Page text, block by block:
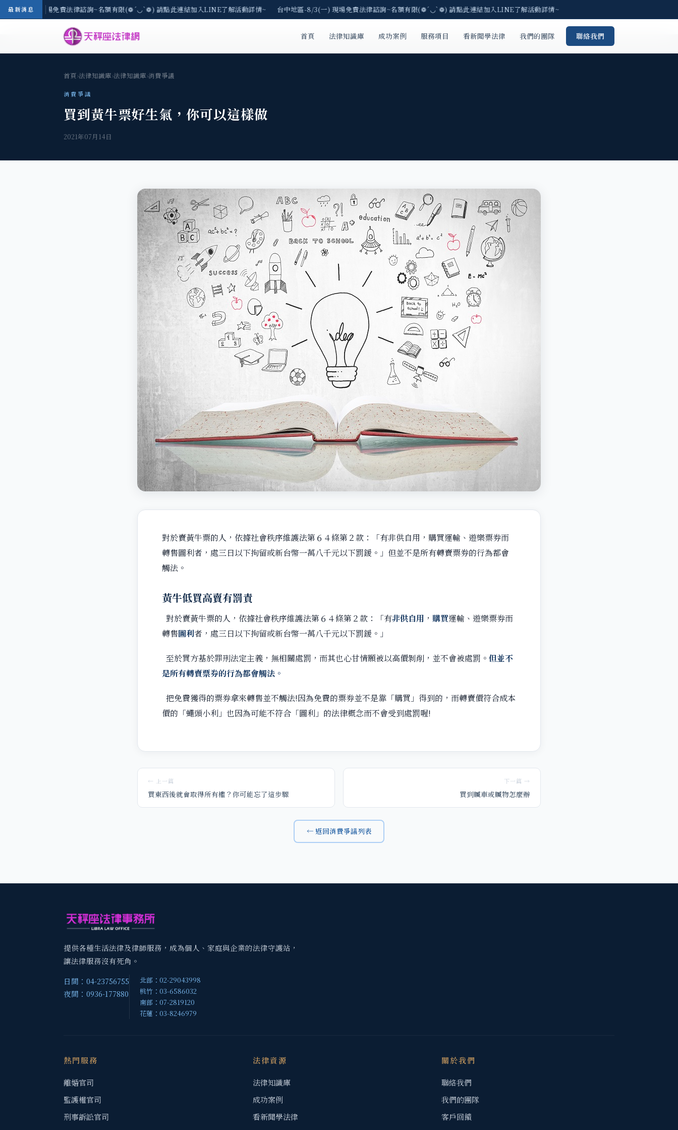
最新消息
-8/3(一) 現場免費法律諮詢~名額有限(❁´◡`❁) 請點此連結加入LINE了解活動詳情~ 台中地區-8/3(一) 現場免費法律諮詢~名額有限(❁´◡`❁) 請點此連結加入LINE了解活動詳情~
首頁 法律知識庫 成功案例 服務項目 看新聞學法律 我們的團隊 聯絡我們
首頁›法律知識庫›法律知識庫›消費爭議
消費爭議
買到黃牛票好生氣，你可以這樣做
2021年07月14日
對於賣黃牛票的人，依據社會秩序維護法第６４條第２款：「有非供自用，購買運輸、遊樂票券而
轉售圖利者，處三日以下拘留或新台幣一萬八千元以下罰鍰。」但並不是所有轉賣票券的行為都會
觸法。
黃牛低買高賣有罰責
對於賣黃牛票的人，依據社會秩序維護法第６４條第２款：「有非供自用 ， 購買運輸、遊樂票券而
轉售圖利者，處三日以下拘留或新台幣一萬八千元以下罰鍰。」
至於買方基於罪刑法定主義，無相關處罰，而其也心甘情願被以高價剝削，並不會被處罰。 但並不
是所有轉賣票券的行為都會觸法。
把免費獲得的票券拿來轉售並不觸法!因為免費的票券並不是靠「購買」得到的，而轉賣價符合成本
價的「蠅頭小利」也因為可能不符合「圖利」的法律概念而不會受到處罰喔!
← 上一篇
買東西後就會取得所有權？你可能忘了這步驟
下一篇 →
買到贓車或贓物怎麼辦
← 返回消費爭議列表
提供各種生活法律及律師服務，成為個人、家庭與企業的法律守護站，
讓法律服務沒有死角。
日間：04-23756755
夜間：0936-177880
北部：02-29043998
桃竹：03-6586032
南部：07-2819120
花蓮：03-8246979
熱門服務
離婚官司
監護權官司
刑事訴訟官司
法律資源
法律知識庫
成功案例
看新聞學法律
關於我們
聯絡我們
我們的團隊
客戶回饋